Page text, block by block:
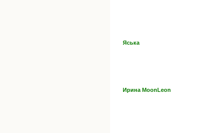
Яська
Ирина MoonLeon